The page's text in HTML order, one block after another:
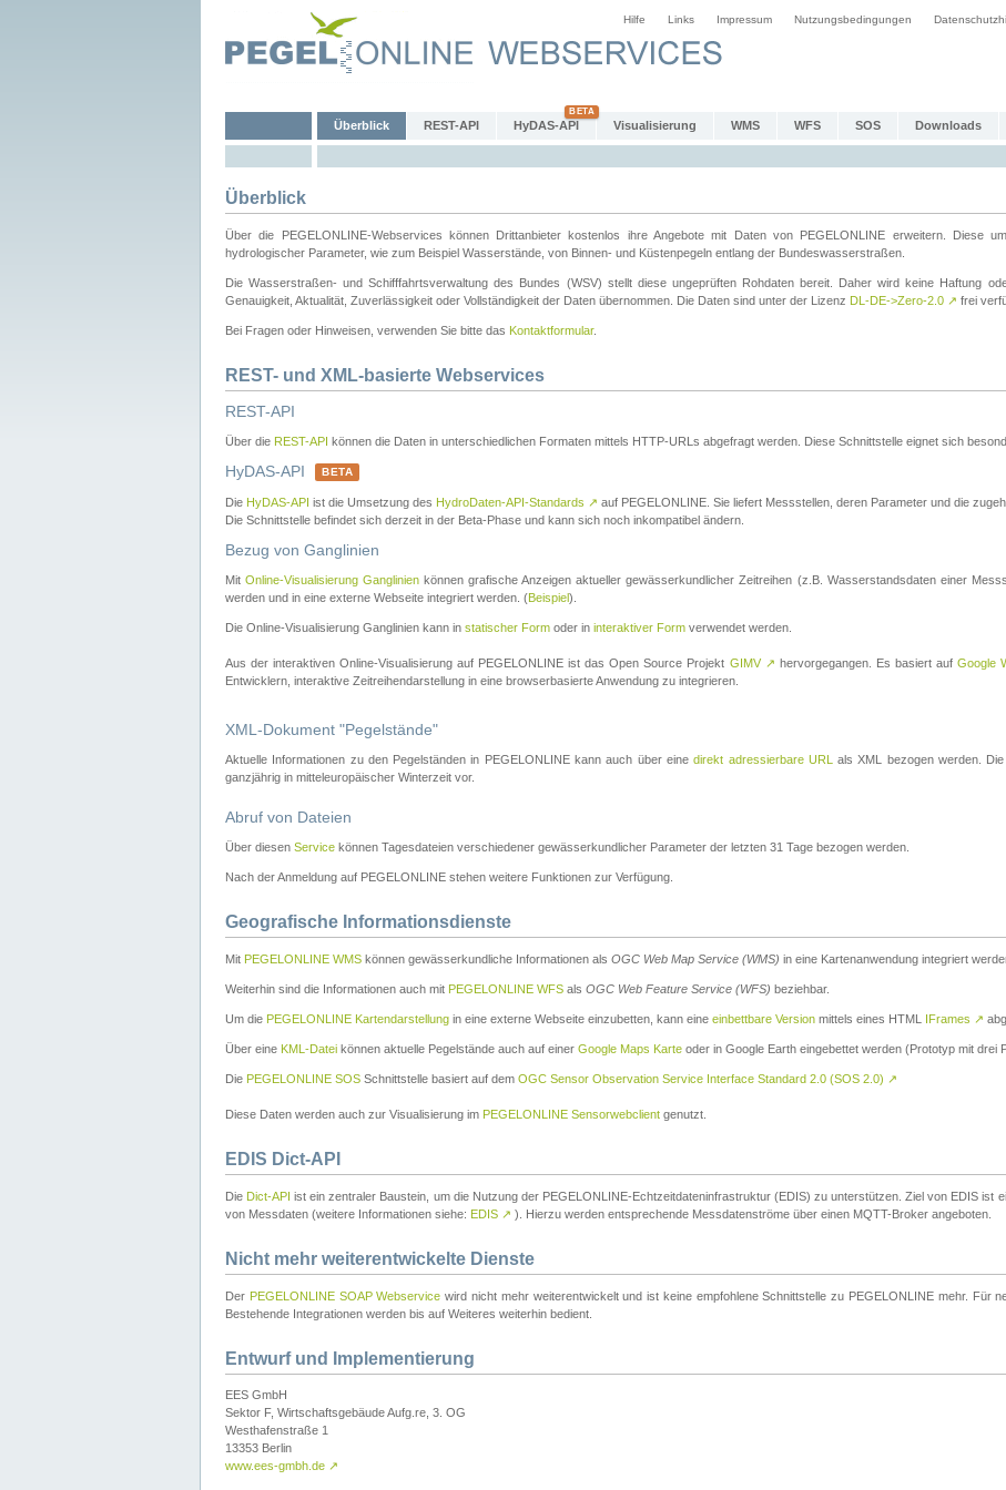
Hilfe Links Impressum Nutzungsbedingungen
Überblick REST-API HyDAS-API Visualisierung WMS WFS SOS Downloads
Überblick
Über die PEGELONLINE-Webservices können Drittanbieter kostenlos ihre Angebote mit Daten von PEGELONLINE erweitern. Diese
hydrologischer Parameter, wie zum Beispiel Wasserstände, von Binnen- und Küstenpegeln entlang der Bundeswasserstraßen.
Die Wasserstraßen- und Schifffahrtsverwaltung des Bundes (WSV) stellt diese ungeprüften Rohdaten bereit. Daher wird keine Haftung
Genauigkeit, Aktualität, Zuverlässigkeit oder Vollständigkeit der Daten übernommen. Die Daten sind unter der Lizenz DL-DE->Zero-2.0 ↗ frei
Bei Fragen oder Hinweisen, verwenden Sie bitte das Kontaktformular.
REST- und XML-basierte Webservices
REST-API
Über die REST-API können die Daten in unterschiedlichen Formaten mittels HTTP-URLs abgefragt werden. Diese Schnittstelle eignet sich
HyDAS-API BETA
Die HyDAS-API ist die Umsetzung des HydroDaten-API-Standards ↗ auf PEGELONLINE. Sie liefert Messstellen, deren Parameter und die
Die Schnittstelle befindet sich derzeit in der Beta-Phase und kann sich noch inkompatibel ändern.
Bezug von Ganglinien
MitOnline-Visualisierung Ganglinien können grafische Anzeigen aktueller gewässerkundlicher Zeitreihen (z.B. Wasserstandsdaten einer
werden und in eine externe Webseite integriert werden. (Beispiel).
Die Online-Visualisierung Ganglinien kann in statischer Form oder in interaktiver Form verwendet werden.
Aus der interaktiven Online-Visualisierung auf PEGELONLINE ist das Open Source Projekt GIMV ↗ hervorgegangen. Es basiert auf Google
Entwicklern, interaktive Zeitreihendarstellung in eine browserbasierte Anwendung zu integrieren.
XML-Dokument "Pegelstände"
Aktuelle Informationen zu den Pegelständen in PEGELONLINE kann auch über einedirekt adressierbare URL
als XML bezogen werden.
ganzjährig in mitteleuropäischer Winterzeit vor.
Abruf von Dateien
Über diesen Service können Tagesdateien verschiedener gewässerkundlicher Parameter der letzten 31 Tage bezogen werden.
Nach der Anmeldung auf PEGELONLINE stehen weitere Funktionen zur Verfügung.
Geografische Informationsdienste
Mit PEGELONLINE WMS können gewässerkundliche Informationen als OGC Web Map Service (WMS) in eine Kartenanwendung integriert
Weiterhin sind die Informationen auch mit PEGELONLINE WFS als OGC Web Feature Service (WFS) beziehbar.
Um die PEGELONLINE Kartendarstellung in eine externe Webseite einzubetten, kann eine einbettbare Version mittels eines HTML IFrames ↗
Über eine KML-Datei können aktuelle Pegelstände auch auf einer Google Maps Karte oder in Google Earth eingebettet werden (Prototyp mit drei
Die PEGELONLINE SOS Schnittstelle basiert auf dem OGC Sensor Observation Service Interface Standard 2.0 (SOS 2.0) ↗
Diese Daten werden auch zur Visualisierung im PEGELONLINE Sensorwebclient genutzt.
EDIS Dict-API
Die Dict-API ist ein zentraler Baustein, um die Nutzung der PEGELONLINE-Echtzeitdateninfrastruktur (EDIS) zu unterstützen. Ziel von EDIS ist
von Messdaten (weitere Informationen siehe: EDIS ↗ ). Hierzu werden entsprechende Messdatenströme über einen MQTT-Broker angeboten.
Nicht mehr weiterentwickelte Dienste
Der PEGELONLINE SOAP Webservice wird nicht mehr weiterentwickelt und ist keine empfohlene Schnittstelle zu PEGELONLINE mehr. Für
Bestehende Integrationen werden bis auf Weiteres weiterhin bedient.
Entwurf und Implementierung
EES GmbH
Sektor F, Wirtschaftsgebäude Aufg.re, 3. OG
Westhafenstraße 1
13353 Berlin
www.ees-gmbh.de ↗